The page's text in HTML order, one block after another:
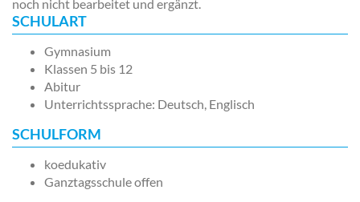
noch nicht bearbeitet und ergänzt.
SCHULART
Gymnasium
Klassen 5 bis 12
Abitur
Unterrichtssprache: Deutsch, Englisch
SCHULFORM
koedukativ
Ganztagsschule offen